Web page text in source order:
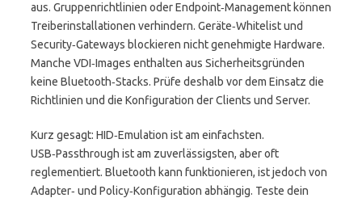
aus. Gruppenrichtlinien oder Endpoint‑Management können
Treiberinstallationen verhindern. Geräte‑Whitelist und
Security‑Gateways blockieren nicht genehmigte Hardware.
Manche VDI‑Images enthalten aus Sicherheitsgründen
keine Bluetooth‑Stacks. Prüfe deshalb vor dem Einsatz die
Richtlinien und die Konfiguration der Clients und Server.
Kurz gesagt: HID‑Emulation ist am einfachsten.
USB‑Passthrough ist am zuverlässigsten, aber oft
reglementiert. Bluetooth kann funktionieren, ist jedoch von
Adapter‑ und Policy‑Konfiguration abhängig. Teste dein